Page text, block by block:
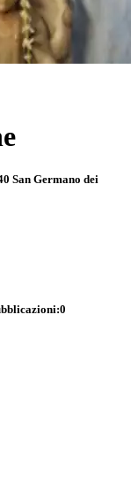
San Germano dei
0